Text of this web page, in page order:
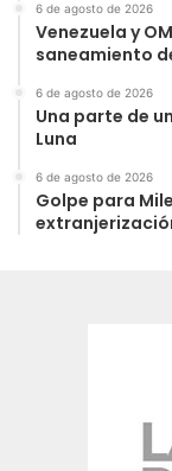
6 de agosto de 2026
Venezuela y
saneamiento
6 de agosto de 2026
Una parte de
Luna
6 de agosto de 2026
Golpe para